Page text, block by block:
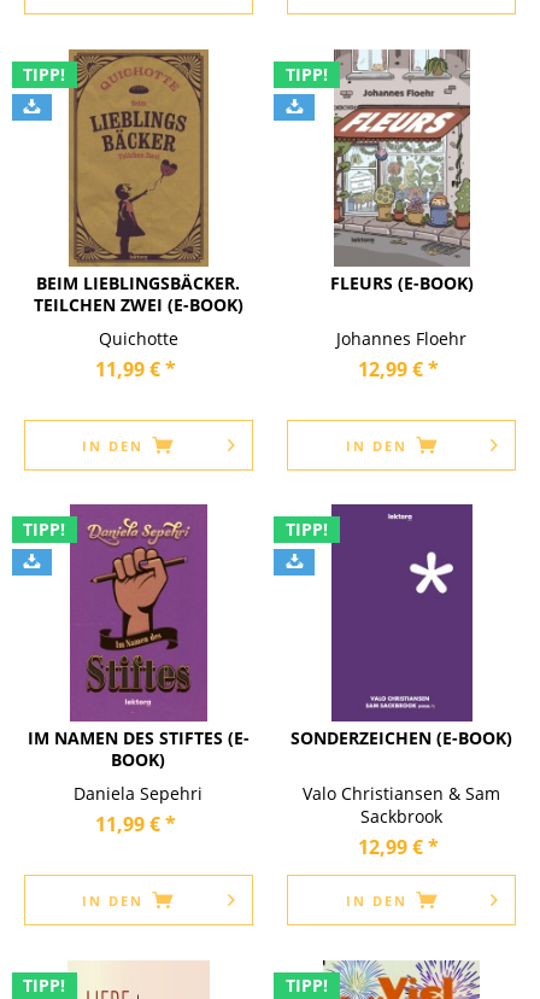
TIPP!
BEIM LIEBLINGSBÄCKER.
TEILCHEN ZWEI (E-BOOK)
Quichotte
11,99 € *
IN DEN
TIPP!
FLEURS (E-BOOK)
Johannes Floehr
12,99 € *
IN DEN
TIPP!
IM NAMEN DES STIFTES (E-
BOOK)
Daniela Sepehri
11,99 € *
IN DEN
TIPP!
SONDERZEICHEN (E-BOOK)
Valo Christiansen & Sam
Sackbrook
12,99 € *
IN DEN
TIPP! TIPP!